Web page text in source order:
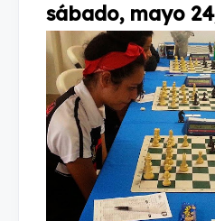
sábado, mayo